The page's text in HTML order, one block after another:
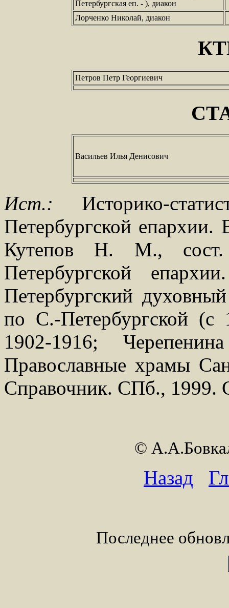
Петербургская еп. - ), диакон
Лорченко Николай, диакон
Петров Петр Георгиевич
Васильев Илья Денисович
Ист.: Историко-
Петербургской
Кутепов Н. М.,
Петербургской
Петербургский
по С.-Петербургской (с
1902-1916;
Православные храмы
Справочник. СПб., 1999.
©
Назад
Последнее